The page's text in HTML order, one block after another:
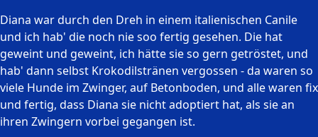
Diana war durch den Dreh in einem italienischen Canile
und ich hab' die noch nie soo fertig gesehen. Die hat
geweint und geweint, ich hätte sie so gern getröstet, und
hab' dann selbst Krokodilstränen vergossen - da waren so
viele Hunde im Zwinger, auf Betonboden, und alle waren fix
und fertig, dass Diana sie nicht adoptiert hat, als sie an
ihren Zwingern vorbei gegangen ist.